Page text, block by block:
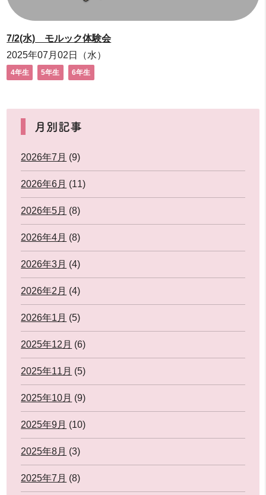
7/2(水) モルック体験会
2025年07月02日（水）
4年生 5年生 6年生
月別記事
2026年7月 (9)
2026年6月 (11)
2026年5月 (8)
2026年4月 (8)
2026年3月 (4)
2026年2月 (4)
2026年1月 (5)
2025年12月 (6)
2025年11月 (5)
2025年10月 (9)
2025年9月 (10)
2025年8月 (3)
2025年7月 (8)